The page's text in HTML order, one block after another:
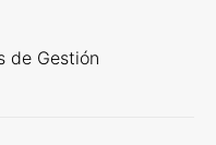
de Gestión